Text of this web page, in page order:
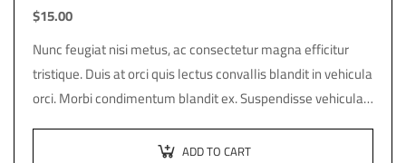
$15.00
Nunc feugiat nisi metus, ac consectetur magna efficitur
tristique. Duis at orci quis lectus convallis blandit in vehicula
orci. Morbi condimentum blandit ex. Suspendisse vehicula
feugiat augue, euismod placerat…
ADD TO CART